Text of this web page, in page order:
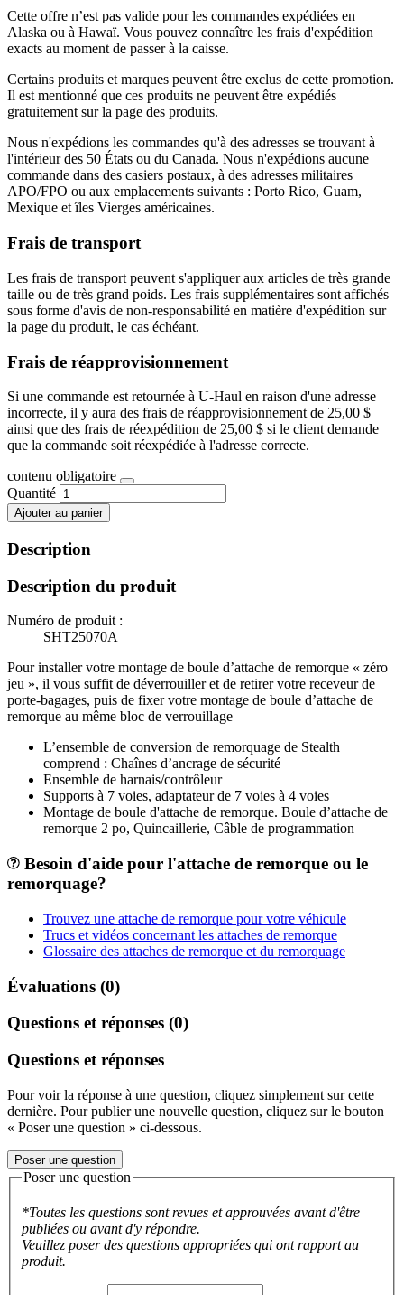
Cette offre n’est pas valide pour les commandes expédiées en
Alaska ou à Hawaï. Vous pouvez connaître les frais d'expédition
exacts au moment de passer à la caisse.
Certains produits et marques peuvent être exclus de cette promotion.
Il est mentionné que ces produits ne peuvent être expédiés
gratuitement sur la page des produits.
Nous n'expédions les commandes qu'à des adresses se trouvant à
l'intérieur des 50 États ou du Canada. Nous n'expédions aucune
commande dans des casiers postaux, à des adresses militaires
APO/FPO ou aux emplacements suivants : Porto Rico, Guam,
Mexique et îles Vierges américaines.
Frais de transport
Les frais de transport peuvent s'appliquer aux articles de très grande
taille ou de très grand poids. Les frais supplémentaires sont affichés
sous forme d'avis de non-responsabilité en matière d'expédition sur
la page du produit, le cas échéant.
Frais de réapprovisionnement
Si une commande est retournée à U-Haul en raison d'une adresse
incorrecte, il y aura des frais de réapprovisionnement de 25,00 $
ainsi que des frais de réexpédition de 25,00 $ si le client demande
que la commande soit réexpédiée à l'adresse correcte.
contenu obligatoire
Quantité
Ajouter au panier
Description
Description du produit
Numéro de produit :
SHT25070A
Pour installer votre montage de boule d’attache de remorque « zéro
jeu », il vous suffit de déverrouiller et de retirer votre receveur de
porte-bagages, puis de fixer votre montage de boule d’attache de
remorque au même bloc de verrouillage
L’ensemble de conversion de remorquage de Stealth
comprend : Chaînes d’ancrage de sécurité
Ensemble de harnais/contrôleur
Supports à 7 voies, adaptateur de 7 voies à 4 voies
Montage de boule d'attache de remorque. Boule d’attache de
remorque 2 po, Quincaillerie, Câble de programmation
Besoin d'aide pour l'attache de remorque ou le
remorquage?
Trouvez une attache de remorque pour votre véhicule
Trucs et vidéos concernant les attaches de remorque
Glossaire des attaches de remorque et du remorquage
Évaluations (0)
Questions et réponses (0)
Questions et réponses
Pour voir la réponse à une question, cliquez simplement sur cette
dernière. Pour publier une nouvelle question, cliquez sur le bouton
« Poser une question » ci-dessous.
Poser une question
Poser une question
*Toutes les questions sont revues et approuvées avant d'être
publiées ou avant d'y répondre.
Veuillez poser des questions appropriées qui ont rapport au
produit.